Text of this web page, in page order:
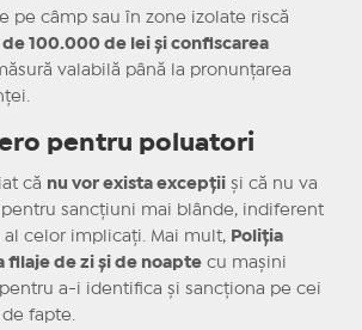
pe câmp sau în zone izolate riscă
100.000 de lei și confiscarea
valabilă până la pronunțarea
pentru poluatori
că nu vor exista excepțiiși că nu va
sancțiuni mai blânde, indiferent
celor implicați. Mai mult, Poliția
filaje de zi și de noaptecu mașini
a-i identifica și sancționa pe cei
fapte.